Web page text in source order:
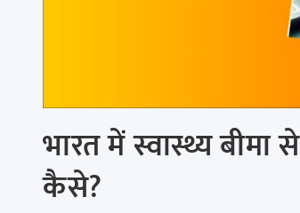
भारत में स्वास्थ्य
कैसे?